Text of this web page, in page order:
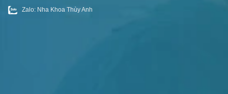
Zalo: Nha Khoa Thùy Anh